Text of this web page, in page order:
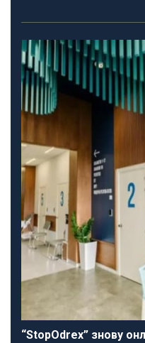
“StopOdrex” знову